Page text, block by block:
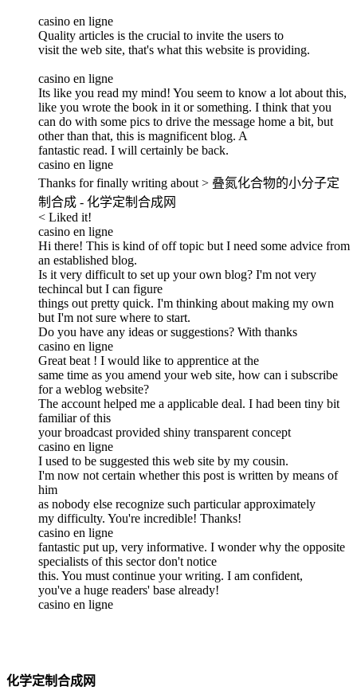
casino en ligne
Quality articles is the crucial to invite the users to
visit the web site, that's what this website is providing.
casino en ligne
Its like you read my mind! You seem to know a lot about this,
like you wrote the book in it or something. I think that you
can do with some pics to drive the message home a bit, but
other than that, this is magnificent blog. A
fantastic read. I will certainly be back.
casino en ligne
Thanks for finally writing about > 叠氮化合物的小分子定
制合成 - 化学定制合成网
< Liked it!
casino en ligne
Hi there! This is kind of off topic but I need some advice from
an established blog.
Is it very difficult to set up your own blog? I'm not very
techincal but I can figure
things out pretty quick. I'm thinking about making my own
but I'm not sure where to start.
Do you have any ideas or suggestions? With thanks
casino en ligne
Great beat ! I would like to apprentice at the
same time as you amend your web site, how can i subscribe
for a weblog website?
The account helped me a applicable deal. I had been tiny bit
familiar of this
your broadcast provided shiny transparent concept
casino en ligne
I used to be suggested this web site by my cousin.
I'm now not certain whether this post is written by means of
him
as nobody else recognize such particular approximately
my difficulty. You're incredible! Thanks!
casino en ligne
fantastic put up, very informative. I wonder why the opposite
specialists of this sector don't notice
this. You must continue your writing. I am confident,
you've a huge readers' base already!
casino en ligne
化学定制合成网